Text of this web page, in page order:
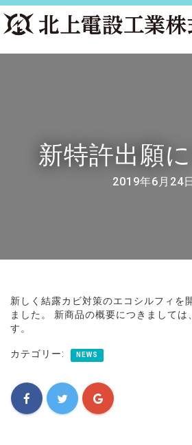
新特許出願
2019年6月24日
新しく結露カビ対策のエコシルフィを
ました。 新商品の概要につきましては
す。
カテゴリー: NEWS